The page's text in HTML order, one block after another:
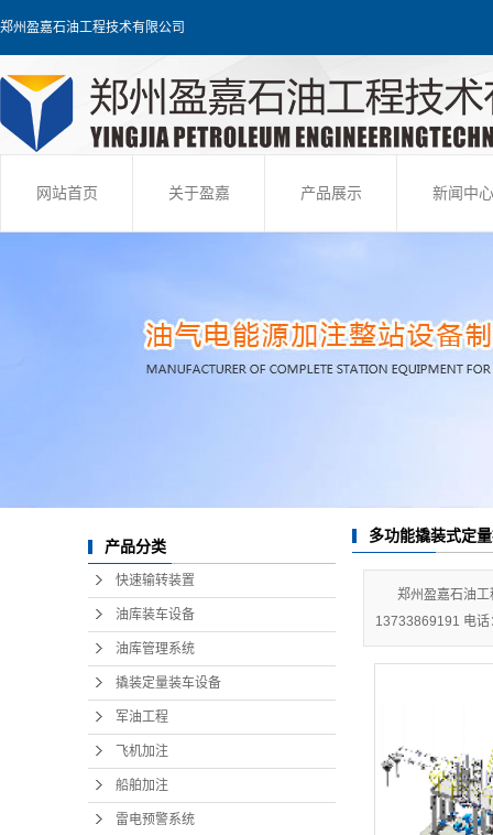
郑州盈嘉石油工程技术有限公司
网站首页 关于盈嘉 产品展示
油库管理系统
撬装定量装车设备
船舶加注
雷电预警系统
新闻中心
技术知识
产品分类
快速输转装置
油库装车设备
油库管理系统
撬装定量装车设备
军油工程
飞机加注
船舶加注
雷电预警系统
多功能撬装式定
郑州盈嘉石油
13733869191 电